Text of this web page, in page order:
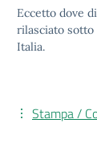
Eccetto dove
rilasciato sotto
Italia.
Stampa /